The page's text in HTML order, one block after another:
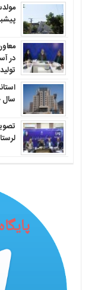
در
سال